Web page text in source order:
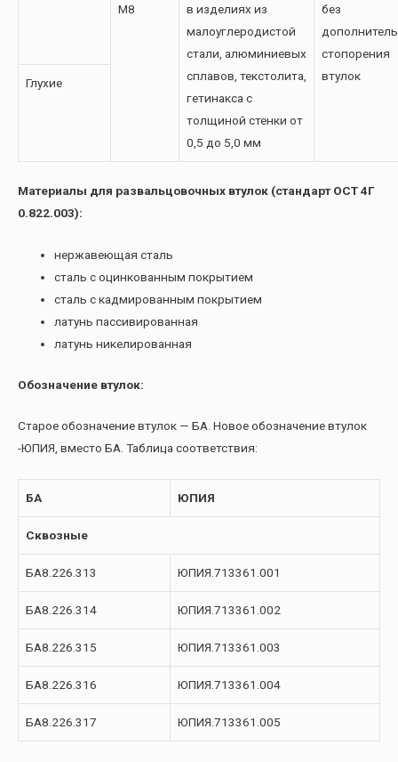
М8
в изделиях из
малоуглеродистой
стали, алюминиевых
сплавов, текстолита,
гетинакса с
толщиной стенки от
0,5 до 5,0 мм
без
стопорения
втулок
Глухие
Материалы для развальцовочных втулок (стандарт ОСТ 4Г
0.822.003):
нержавеющая сталь
сталь с оцинкованным покрытием
сталь с кадмированным покрытием
латунь пассивированная
латунь никелированная
Обозначение втулок:
Старое обозначение втулок — БА. Новое обозначение втулок
-ЮПИЯ, вместо БА. Таблица соответствия:
БА ЮПИЯ
Сквозные
БА8.226.313 ЮПИЯ.713361.001
БА8.226.314 ЮПИЯ.713361.002
БА8.226.315 ЮПИЯ.713361.003
БА8.226.316 ЮПИЯ.713361.004
БА8.226.317 ЮПИЯ.713361.005